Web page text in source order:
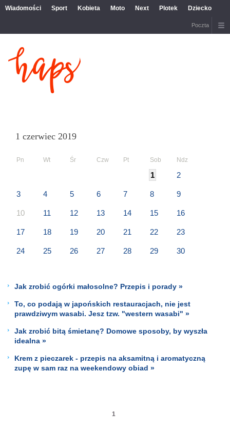
Wiadomości Sport Kobieta Moto Next Plotek Dziecko
Poczta
1 czerwiec 2019
Pn Wt Śr Czw Pt Sob Ndz
1 2
3 4 5 6 7 8 9
10 11 12 13 14 15 16
17 18 19 20 21 22 23
24 25 26 27 28 29 30
Jak zrobić ogórki małosolne? Przepis i porady »
To, co podają w japońskich restauracjach, nie jest
prawdziwym wasabi. Jesz tzw. "western wasabi" »
Jak zrobić bitą śmietanę? Domowe sposoby, by wyszła
idealna »
Krem z pieczarek - przepis na aksamitną i aromatyczną
zupę w sam raz na weekendowy obiad »
1